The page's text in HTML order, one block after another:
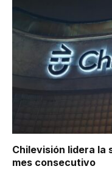
Chilevisión lidera la
mes consecutivo